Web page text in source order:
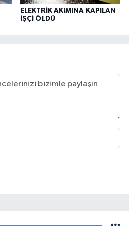
ELEKTRİK AKIMINA KAPILAN
İŞÇİ ÖLDÜ